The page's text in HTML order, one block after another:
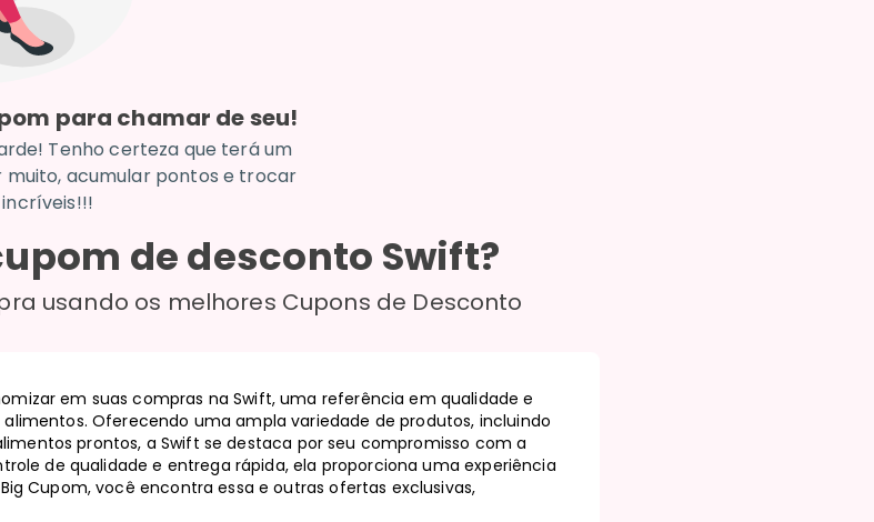
para chamar de seu!
Tenho certeza que terá um
acumular pontos e trocar
de desconto Swift?
usando os melhores Cupons de Desconto
em suas compras na Swift, uma referência em qualidade e
Oferecendo uma ampla variedade de produtos, incluindo
prontos, a Swift se destaca por seu compromisso com a
de qualidade e entrega rápida, ela proporciona uma experiência
Cupom, você encontra essa e outras ofertas exclusivas,